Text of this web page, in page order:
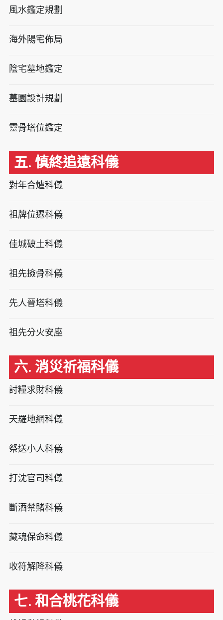
風水鑑定規劃
海外陽宅佈局
陰宅墓地鑑定
墓園設計規劃
靈骨塔位鑑定
五. 慎終追遠科儀
對年合爐科儀
祖牌位遷科儀
佳城破土科儀
祖先撿骨科儀
先人晉塔科儀
祖先分火安座
六. 消災祈福科儀
討糧求財科儀
天羅地網科儀
祭送小人科儀
打沈官司科儀
斷酒禁賭科儀
藏魂保命科儀
收符解降科儀
七. 和合桃花科儀